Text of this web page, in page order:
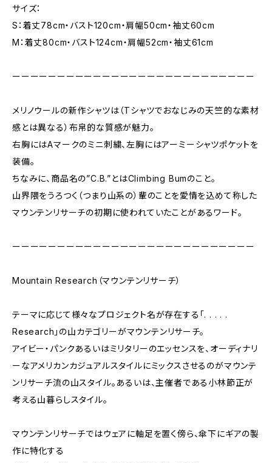
サイズ：
S：着丈78cm・バスト120cm・肩幅50cm・袖丈60cm
M：着丈80cm・バスト124cm・肩幅52cm・袖丈61cm
ーーーーーーーーーーーーーーーーーーーーーーーーーーー
メリノウールの新作シャツは（Tシャツでおなじみの天竺的な素材
感とは異なる）布帛的な質感が魅力。
右胸にはAマークのミニ刺繍、左胸にはアーミーシャツポケットを
装備。
ちなみに、商品名の”C.B.”とはClimbing Bumのこと。
山界隈をうろつく（つまり山系の）輩のことを愛情を込めて称した
マウンテンリサーチの初期に使われていたことがあるワード。
ーーーーーーーーーーーーーーーーーーーーーーーーーーー
Mountain Research（マウンテンリサーチ）
テーマに応じて様々なプロジェクト名が存在する「. . . . .
Research」の山カテゴリーがマウンテンリサーチ。
アイビー・パンクあるいはミリタリーのエッセンスを、オーディナリ
ーなアメリカンカジュアルスタイルにミックスさせるのがマウンテ
ンリサーチ流の山スタイル。あるいは、主催者である小林節正が
考える山暮らしスタイル。
マウンテンリサーチではウェアに軸足を置く傍ら、傘下にギアの製
作に特化する